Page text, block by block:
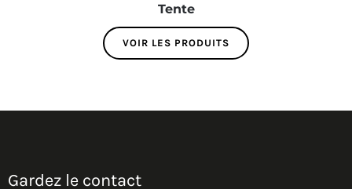
Tente
VOIR LES PRODUITS
Gardez le contact